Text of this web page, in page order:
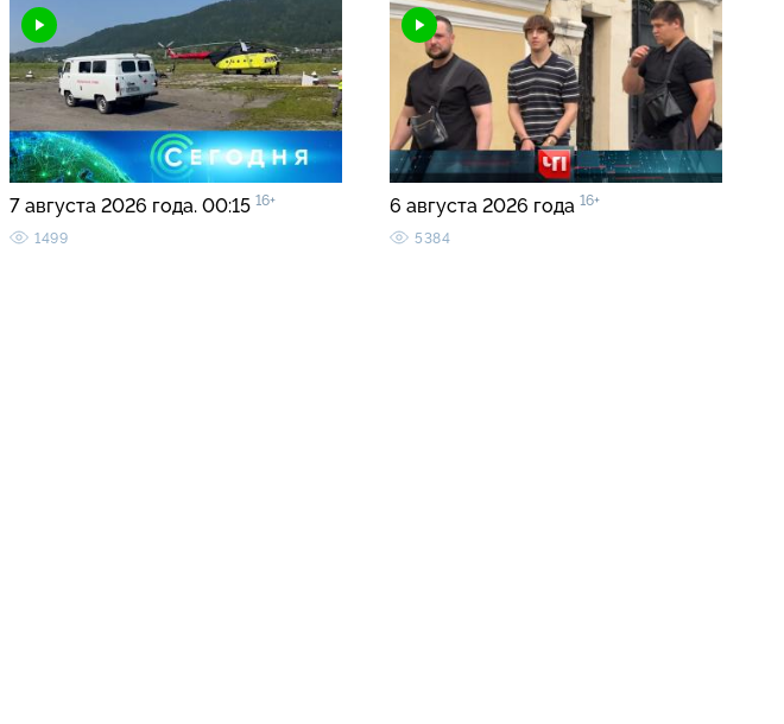
7 августа 2026 года. 00:15 16+
1499
6 августа 2026 года 16+
5384